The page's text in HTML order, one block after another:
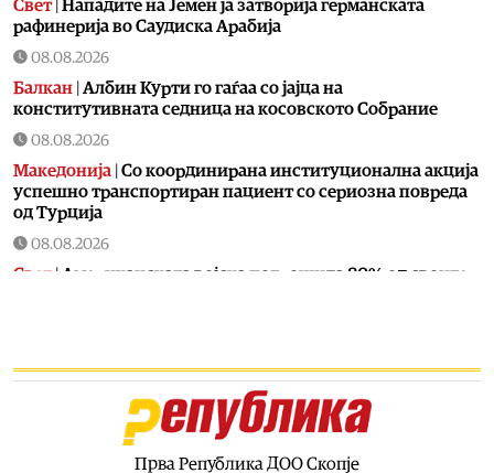
Свет| Нападите на Јемен ја затворија германската
рафинерија во Саудиска Арабија
08.08.2026
Балкан Албин Курти го гаѓаа со јајца на
конститутивната седница на косовското Собрание
08.08.2026
Македонија Со координирана институционална акција
успешно транспортиран пациент со сериозна повреда
од Турција
08.08.2026
Свет | Американската војска потрошила 80% од своите
испратил осудени насилници
Повеќето земји од групата Г7 трошат повеќе за
отплата на долговите отколку за одбрана
Прва Република ДОО Скопје